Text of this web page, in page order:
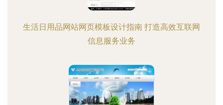
生活日用品网站网页模板设计指南 打造高效互联网
信息服务业务